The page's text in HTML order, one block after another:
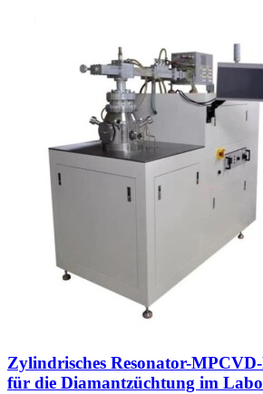
Zylindrisches Resonator-
für die Diamantzüchtung im